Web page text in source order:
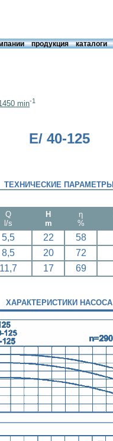
продукция каталоги
min-1
Е/ 40-125
ТЕХНИЧЕСКИЕ ПАРАМЕТРЫ
Q
l/s
H
m
η
%
5,5 22 58
8,5 20 72
11,7
17 69
ХАРАКТЕРИСТИКИ НАСОСА